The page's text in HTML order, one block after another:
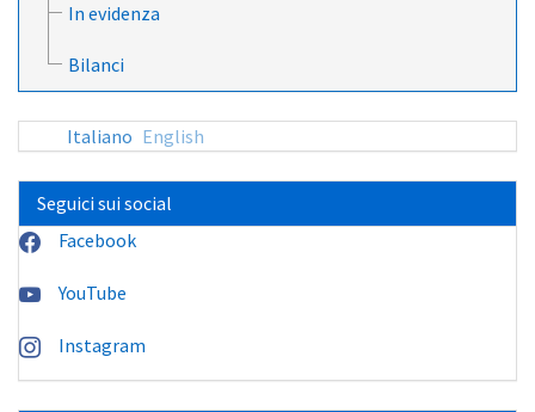
In evidenza
Bilanci
Italiano English
Seguici sui social
Facebook
YouTube
Instagram